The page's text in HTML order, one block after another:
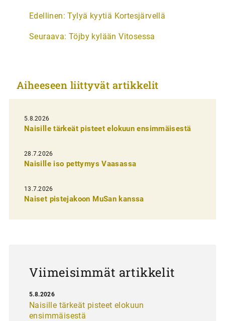
A
t
k
e
l
i
e
n
e
Edellinen: Tylyä kyytiä Kortesjärvellä
Seuraava: Töjby kylään Vitosessa
Aiheeseen liittyvät artikkelit
5.8.2026
Naisille tärkeät pisteet elokuun ensimmäisestä
28.7.2026
Naisille iso pettymys Vaasassa
13.7.2026
Naiset pistejakoon MuSan kanssa
Viimeisimmät artikkelit
Naisille tärkeät pisteet elokuun
ensimmäisestä
5.8.2026